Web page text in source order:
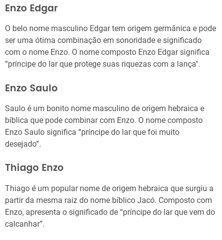
Enzo Edgar
O belo nome masculino Edgar tem origem germânica e pode
ser uma ótima combinação em sonoridade e significado
com o nome Enzo. O nome composto Enzo Edgar significa
“príncipe do lar que protege suas riquezas com a lança".
Enzo Saulo
Saulo é um bonito nome masculino de origem hebraica e
bíblica que pode combinar com Enzo. O nome composto
Enzo Saulo significa “príncipe do lar que foi muito
desejado”.
Thiago Enzo
Thiago é um popular nome de origem hebraica que surgiu a
partir da mesma raiz do nome bíblico Jacó. Composto com
Enzo, apresenta o significado de “príncipe do lar que vem do
calcanhar”.